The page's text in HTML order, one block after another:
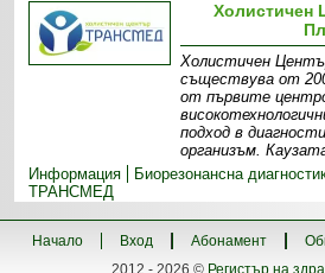
Холистичен
Холистичен
съществува от
от първите
подход в
организъм.
Информация
Биорезонансна
ТРАНСМЕД
Начало Вход Абонамент
2012 - 2026 © Регистър на